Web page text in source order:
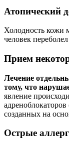
Атопический
Холодность кожи
человек
Прием
Лечение
тому, что
явление
созданных на
Острые